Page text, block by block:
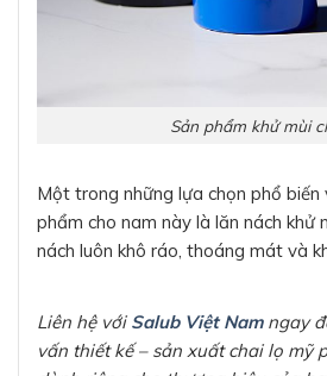
Sản phẩm khử mùi
Một trong những lựa chọn phổ
phẩm cho nam này là lăn nách khử
nách luôn khô ráo, thoáng mát và
Liên hệ với Salub Việt Namngay
vấn thiết kế – sản xuất chai lọ mỹ